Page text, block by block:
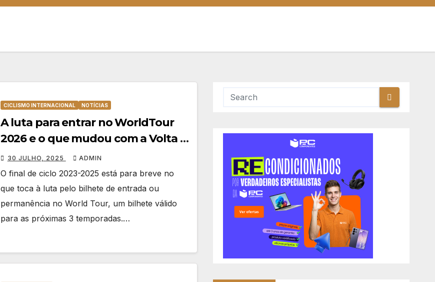
CICLISMO INTERNACIONAL NOTÍCIAS
A luta para entrar no WorldTour
2026 e o que mudou com a Volta a
França
30 JULHO, 2025 ADMIN
O final de ciclo 2023-2025 está para breve no
que toca à luta pelo bilhete de entrada ou
permanência no World Tour, um bilhete válido
para as próximas 3 temporadas.…